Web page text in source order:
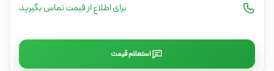
برای اطلاع از قیمت تماس بگیرید
استعلام قیمت